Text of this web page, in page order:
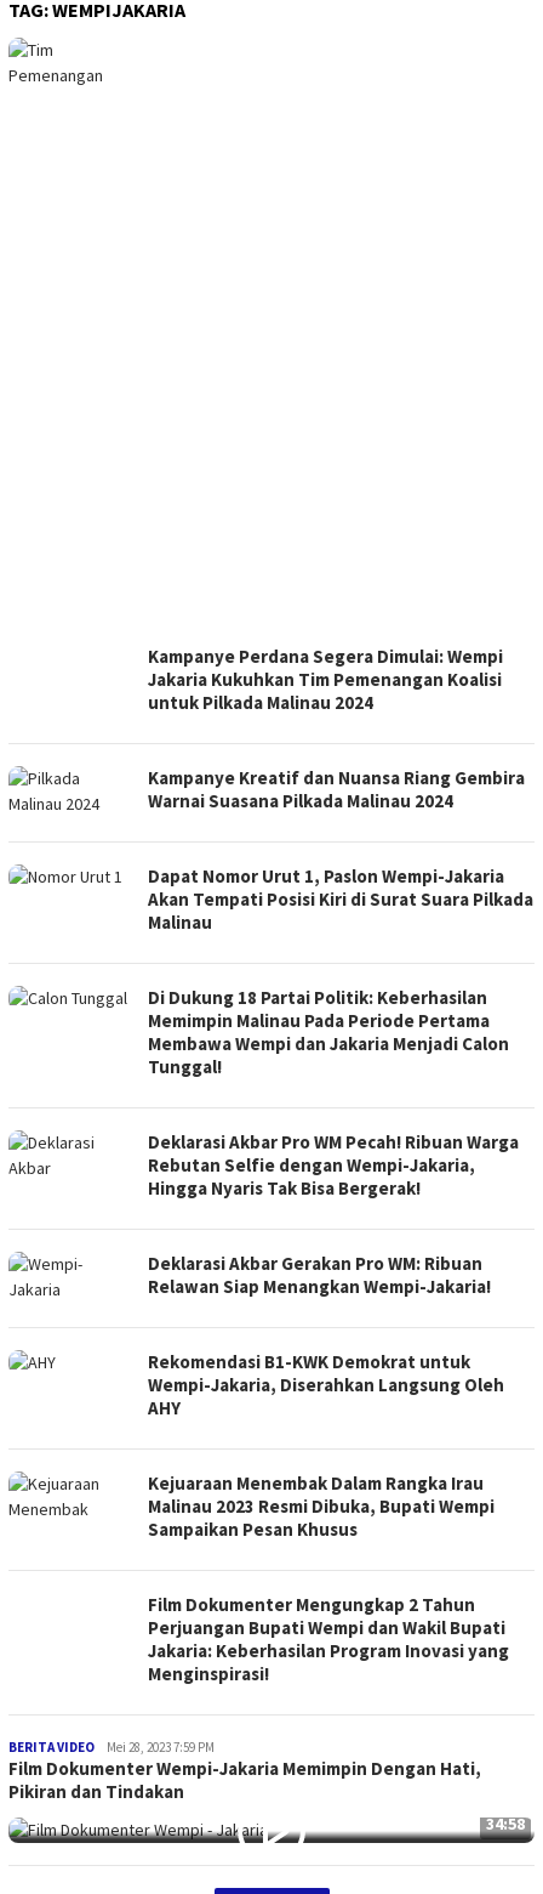
TAG:WEMPIJAKARIA
Kampanye Perdana Segera Dimulai: Wempi
Jakaria Kukuhkan Tim Pemenangan Koalisi
untuk Pilkada Malinau 2024
Kampanye Kreatif dan Nuansa Riang Gembira
Warnai Suasana Pilkada Malinau 2024
Dapat Nomor Urut 1, Paslon Wempi-Jakaria
Akan Tempati Posisi Kiri di Surat Suara Pilkada
Malinau
Di Dukung 18 Partai Politik: Keberhasilan
Memimpin Malinau Pada Periode Pertama
Membawa Wempi dan Jakaria Menjadi Calon
Tunggal!
Deklarasi Akbar Pro WM Pecah! Ribuan Warga
Rebutan Selfie dengan Wempi-Jakaria,
Hingga Nyaris Tak Bisa Bergerak!
Deklarasi Akbar Gerakan Pro WM: Ribuan
Relawan Siap Menangkan Wempi-Jakaria!
Rekomendasi B1-KWK Demokrat untuk
Wempi-Jakaria, Diserahkan Langsung Oleh
AHY
Kejuaraan Menembak Dalam Rangka Irau
Malinau 2023 Resmi Dibuka, Bupati Wempi
Sampaikan Pesan Khusus
Film Dokumenter Mengungkap 2 Tahun
Perjuangan Bupati Wempi dan Wakil Bupati
Jakaria: Keberhasilan Program Inovasi yang
Menginspirasi!
BERITA VIDEOEvandry
Mei 28, 2023 7:59 PM
Film Dokumenter Wempi-Jakaria Memimpin Dengan Hati,
Pikiran dan Tindakan
34:58